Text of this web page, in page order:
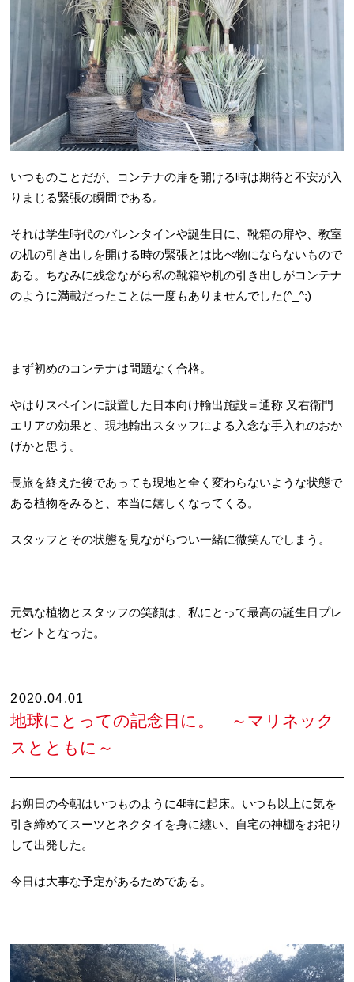
いつものことだが、コンテナの扉を開ける時は期待と不安が入
りまじる緊張の瞬間である。
それは学生時代のバレンタインや誕生日に、靴箱の扉や、教室
の机の引き出しを開ける時の緊張とは比べ物にならないもので
ある。ちなみに残念ながら私の靴箱や机の引き出しがコンテナ
のように満載だったことは一度もありませんでした(^_^;)
まず初めのコンテナは問題なく合格。
やはりスペインに設置した日本向け輸出施設＝通称 又右衛門
エリアの効果と、現地輸出スタッフによる入念な手入れのおか
げかと思う。
長旅を終えた後であっても現地と全く変わらないような状態で
ある植物をみると、本当に嬉しくなってくる。
スタッフとその状態を見ながらつい一緒に微笑んでしまう。
元気な植物とスタッフの笑顔は、私にとって最高の誕生日プレ
ゼントとなった。
2020.04.01
地球にとっての記念日に。 ～マリネック
スとともに～
お朔日の今朝はいつものように4時に起床。いつも以上に気を
引き締めてスーツとネクタイを身に纏い、自宅の神棚をお祀り
して出発した。
今日は大事な予定があるためである。